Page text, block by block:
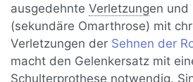
ausgedehnteVerletzungen und
(sekundäre Omarthrose) mit
Verletzungen der Sehnen der
macht den Gelenkersatz mit
Schulterprothese notwendig.